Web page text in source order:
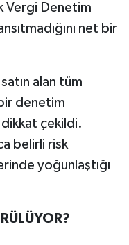
Vergi Denetim
net bir
satın alan tüm
denetim
dikkat çekildi.
belirli risk
yoğunlaştığı